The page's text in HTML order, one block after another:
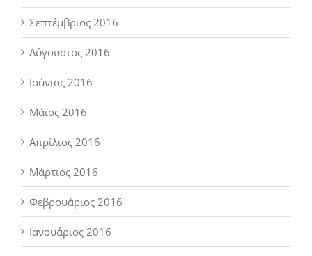
Σεπτέμβριος 2016
Αύγουστος 2016
Ιούνιος 2016
Μάιος 2016
Απρίλιος 2016
Μάρτιος 2016
Φεβρουάριος 2016
Ιανουάριος 2016